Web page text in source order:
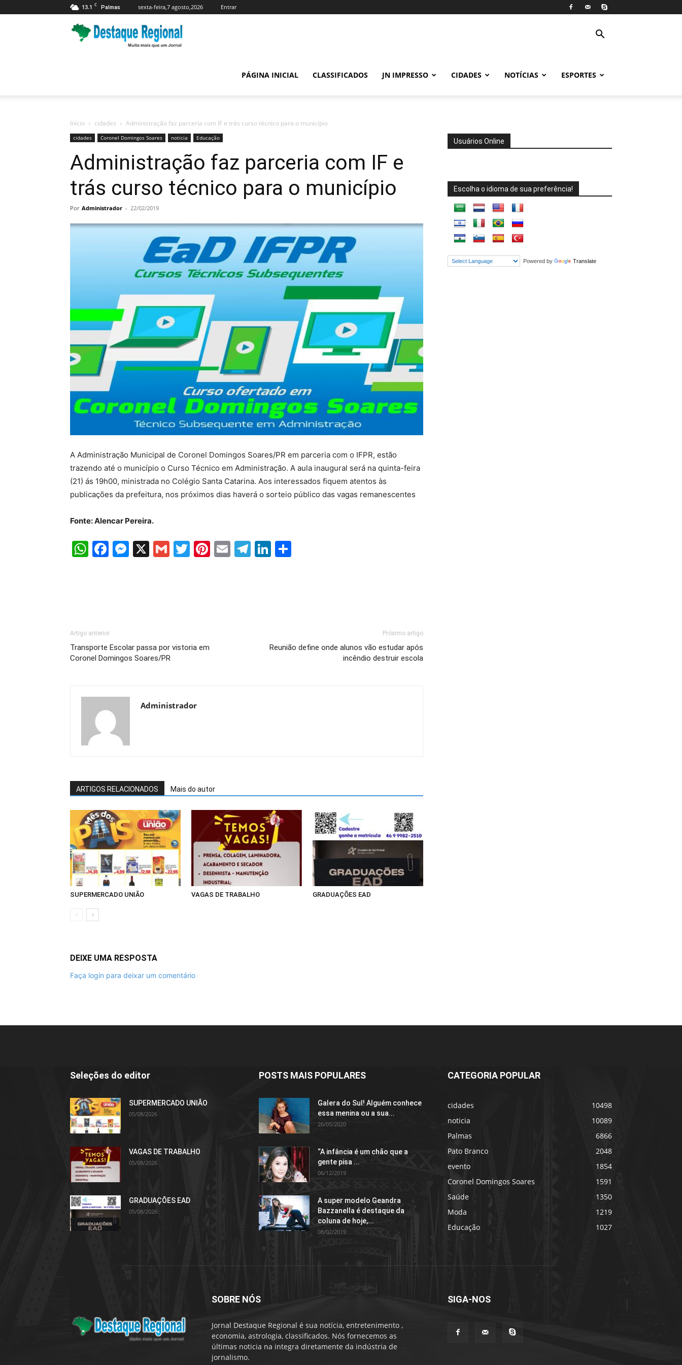
13.1 C Palmas sexta-feira,7 agosto,2026 Entrar
PÁGINA INICIAL CLASSIFICADOS JN IMPRESSO CIDADES NOTÍCIAS ESPORTES
Início cidades Administração faz parceria com IF e trás curso técnico para o município
cidades Coronel Domingos Soares noticia Educação
Administração faz parceria com IF e
trás curso técnico para o município
Por Administrador - 22/02/2019
A Administração Municipal de Coronel Domingos Soares/PR em parceria com o IFPR, estão
trazendo até o município o Curso Técnico em Administração. A aula inaugural será na quinta-feira
(21) ás 19h00, ministrada no Colégio Santa Catarina. Aos interessados fiquem atentos às
publicações da prefeitura, nos próximos dias haverá o sorteio público das vagas remanescentes
Fonte: Alencar Pereira.
WhatsApp
Facebook
Messenger
X GmailTwitter
Pinterest
EmailTelegram
LinkedIn
Artigo anterior
Transporte Escolar passa por vistoria em
Coronel Domingos Soares/PR
Próximo artigo
Reunião define onde alunos vão estudar após
incêndio destruir escola
Administrador
ARTIGOS RELACIONADOS Mais do autor
SUPERMERCADO UNIÃO VAGAS DE TRABALHO GRADUAÇÕES EAD
DEIXE UMA RESPOSTA
Faça login para deixar um comentário
Usuários Online
Escolha o idioma de sua preferência!
Powered by Translate
Seleções do editor
SUPERMERCADO UNIÃO
05/08/2026
VAGAS DE TRABALHO
05/08/2026
GRADUAÇÕES EAD
05/08/2026
POSTS MAIS POPULARES
Galera do Sul! Alguém conhece
essa menina ou a sua...
26/05/2020
“A infância é um chão que a
gente pisa ...
06/12/2019
A super modelo Geandra
Bazzanella é destaque da
coluna de hoje,...
08/02/2019
CATEGORIA POPULAR
cidades
10498
noticia
10089
Palmas
6866
Pato Branco
2048
evento
1854
Coronel Domingos Soares
1591
Saúde
1350
Moda
1219
Educação
1027
SOBRE NÓS
Jornal Destaque Regional é sua notícia, entretenimento ,
economia, astrologia, classificados. Nós fornecemos as
últimas noticia na integra diretamente da indústria de
jornalismo.
SIGA-NOS